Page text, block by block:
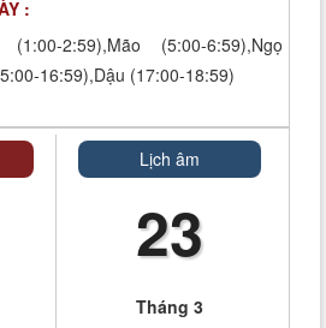
:
2:59),Mão (5:00-6:59),Ngọ
16:59),Dậu (17:00-18:59)
Lịch âm
23
Tháng 3